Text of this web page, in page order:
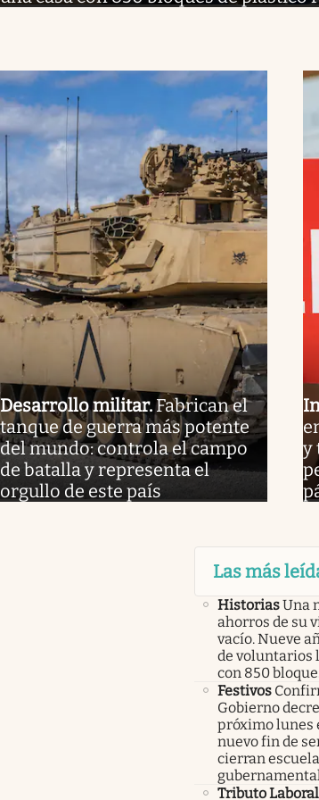
Desarrollo militar.Fabrican el
tanque de guerra más potente
del mundo: controla el campo
de batalla y representa el
orgullo de este país
y
Las más
HistoriasUna
ahorros de su
vacío. Nueve
de voluntarios
con 850
Festivos
Gobierno
próximo lunes
nuevo fin de
cierran
Tributo Laboral